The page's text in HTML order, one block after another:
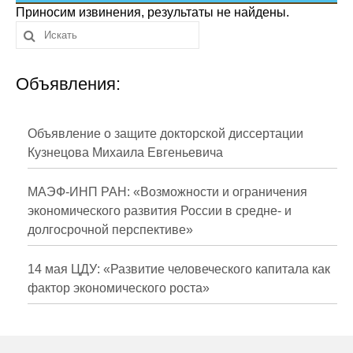
Сотрудники
Отчетность
Противодействие коррупции
Публикации
Научная жизнь
Издания
Проблемы прогнозирования
О журнале
Приносим извинения, результаты не найдены.
Объявления:
Объявление о защите докторской диссертации
Кузнецова Михаила Евгеньевича
МАЭФ-ИНП РАН: «Возможности и ограничения
экономического развития России в средне- и
долгосрочной перспективе»
14 мая ЦДУ: «Развитие человеческого капитала как
фактор экономического роста»